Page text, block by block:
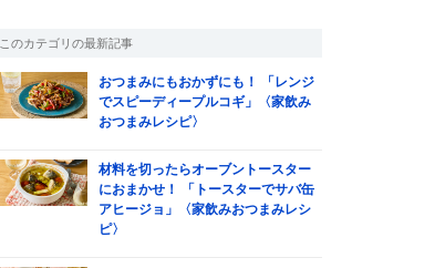
このカテゴリの最新記事
おつまみにもおかずにも！ 「レンジ
でスピーディープルコギ」〈家飲み
おつまみレシピ〉
材料を切ったらオーブントースター
におまかせ！ 「トースターでサバ缶
アヒージョ」〈家飲みおつまみレシ
ピ〉